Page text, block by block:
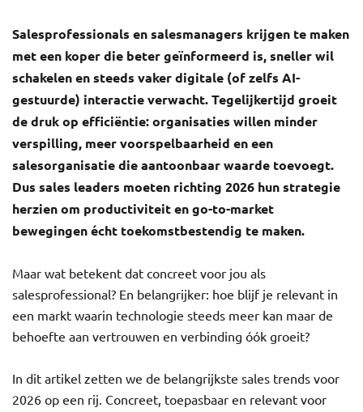
Salesprofessionals en salesmanagers krijgen te maken
met een koper die beter geïnformeerd is, sneller wil
schakelen en steeds vaker digitale (of zelfs AI-
gestuurde) interactie verwacht. Tegelijkertijd groeit
de druk op efficiëntie: organisaties willen minder
verspilling, meer voorspelbaarheid en een
salesorganisatie die aantoonbaar waarde toevoegt.
Dus sales leaders moeten richting 2026 hun strategie
herzien om productiviteit en go-to-market
bewegingen écht toekomstbestendig te maken.
Maar wat betekent dat concreet voor jou als
salesprofessional? En belangrijker: hoe blijf je relevant in
een markt waarin technologie steeds meer kan maar de
behoefte aan vertrouwen en verbinding óók groeit?
In dit artikel zetten we de belangrijkste sales trends voor
2026 op een rij. Concreet, toepasbaar en relevant voor